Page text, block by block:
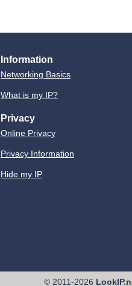
Information
Networking Basics
What is my IP?
Privacy
Online Privacy
Privacy Information
Hide my IP
© 2011-2026